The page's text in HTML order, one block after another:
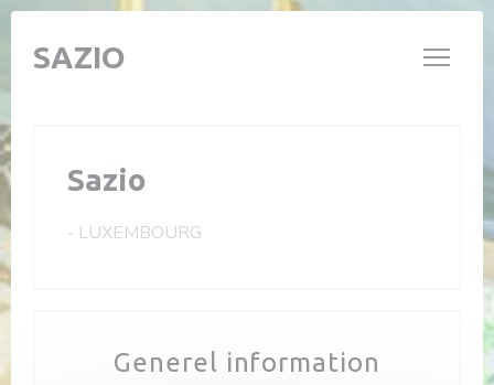
CCookie-styringspanel
SAZIO
Sazio
- LUXEMBOURG
Generel information